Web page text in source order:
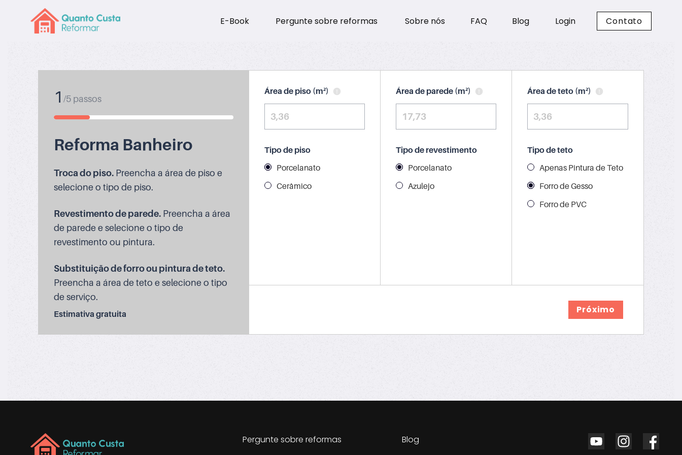
E-Book Pergunte sobre reformas Sobre nós FAQ Blog Login Contato
1 /5 passos
Reforma Banheiro
Troca do piso. Preencha a área de piso e
selecione o tipo de piso.
Revestimento de parede. Preencha a área
de parede e selecione o tipo de
revestimento ou pintura.
Substituição de forro ou pintura de teto.
Preencha a área de teto e selecione o tipo
de serviço.
Estimativa gratuita
Área de piso (m²)
Tipo de piso
Porcelanato
Cerâmico
Área de parede (m²)
Tipo de revestimento
Porcelanato
Azulejo
Área de teto (m²)
Tipo de teto
Apenas Pintura de Teto
Forro de Gesso
Forro de PVC
Próximo
Pergunte sobre reformas Blog